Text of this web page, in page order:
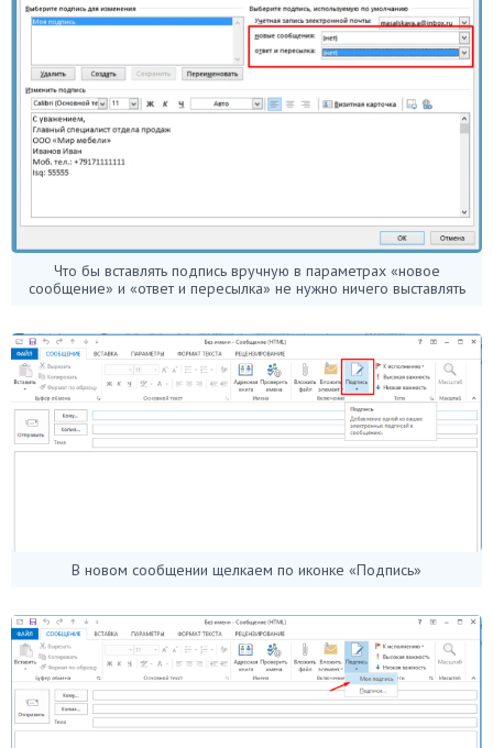
Что бы вставлять подпись вручную в параметрах «новое
сообщение» и «ответ и пересылка» не нужно ничего выставлять
В новом сообщении щелкаем по иконке «Подпись»